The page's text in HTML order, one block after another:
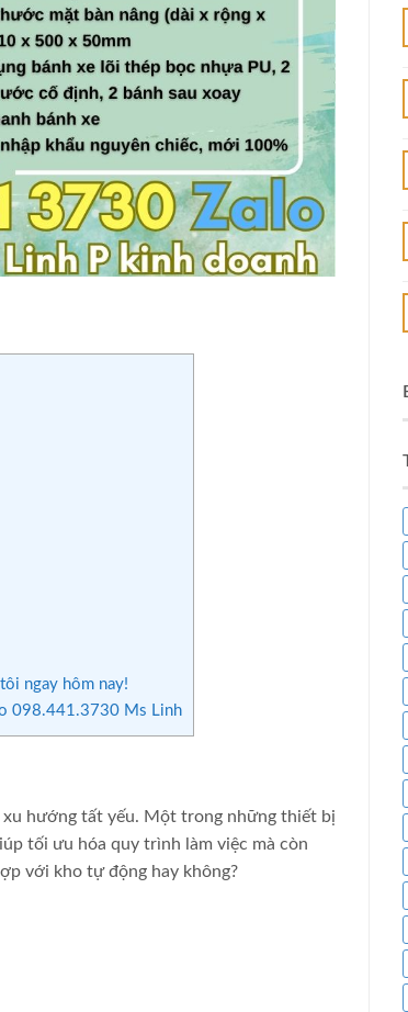
ngay hôm nay!
098.441.3730 Ms Linh
hướng tất yếu. Một trong những thiết bị
tối ưu hóa quy trình làm việc mà còn
với kho tự động hay không?